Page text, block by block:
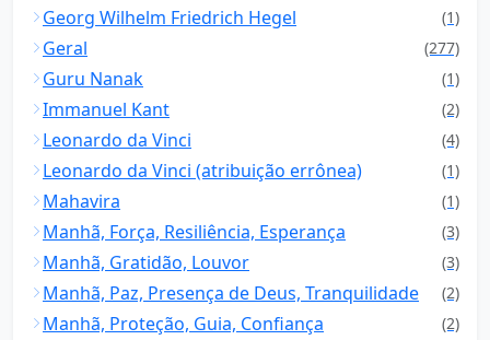
Georg Wilhelm Friedrich Hegel (1)
Geral (277)
Guru Nanak (1)
Immanuel Kant (2)
Leonardo da Vinci (4)
Leonardo da Vinci (atribuição errônea) (1)
Mahavira (1)
Manhã, Força, Resiliência, Esperança (3)
Manhã, Gratidão, Louvor (3)
Manhã, Paz, Presença de Deus, Tranquilidade (2)
Manhã, Proteção, Guia, Confiança (2)